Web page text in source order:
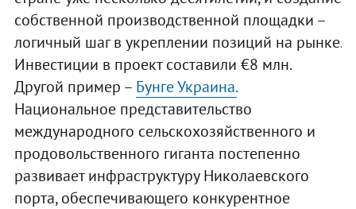
собственной производственной площадки –
логичный шаг в укреплении позиций на рынке.
Инвестиции в проект составили €8 млн.
Другой пример – Бунге Украина.
Национальное представительство
международного сельскохозяйственного и
продовольственного гиганта постепенно
развивает инфраструктуру Николаевского
порта, обеспечивающего конкурентное